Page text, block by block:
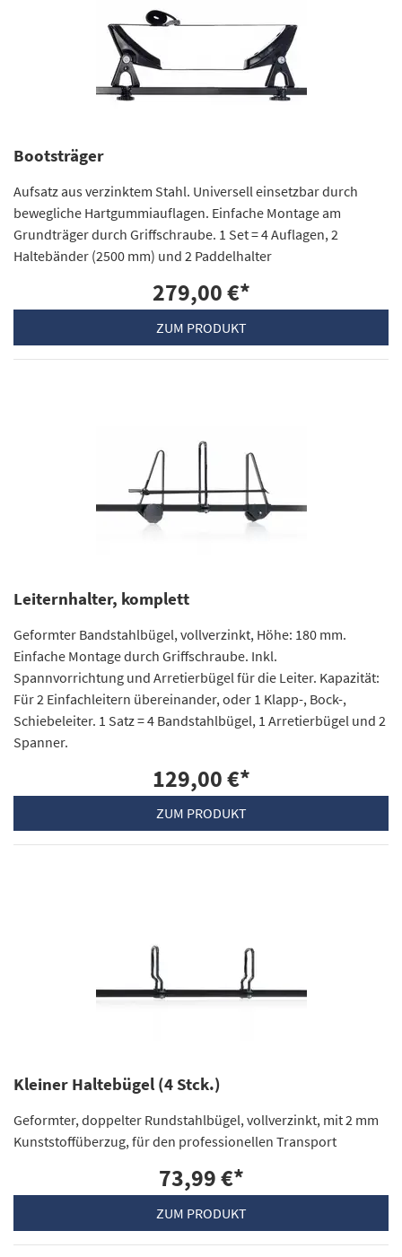
Bootsträger
Aufsatz aus verzinktem Stahl. Universell einsetzbar durch
bewegliche Hartgummiauflagen. Einfache Montage am
Grundträger durch Griffschraube. 1 Set = 4 Auflagen, 2
Haltebänder (2500 mm) und 2 Paddelhalter
279,00 €*
ZUM PRODUKT
Leiternhalter, komplett
Geformter Bandstahlbügel, vollverzinkt, Höhe: 180 mm.
Einfache Montage durch Griffschraube. Inkl.
Spannvorrichtung und Arretierbügel für die Leiter. Kapazität:
Für 2 Einfachleitern übereinander, oder 1 Klapp-, Bock-,
Schiebeleiter. 1 Satz = 4 Bandstahlbügel, 1 Arretierbügel und 2
Spanner.
129,00 €*
ZUM PRODUKT
Kleiner Haltebügel (4 Stck.)
Geformter, doppelter Rundstahlbügel, vollverzinkt, mit 2 mm
Kunststoffüberzug, für den professionellen Transport
73,99 €*
ZUM PRODUKT